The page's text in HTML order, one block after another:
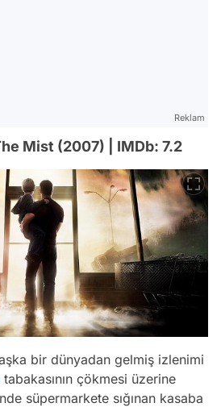
Reklam
Mist (2007) | IMDb: 7.2
bir dünyadan gelmiş izlenimi
tabakasının çökmesi üzerine
süpermarkete sığınan kasaba